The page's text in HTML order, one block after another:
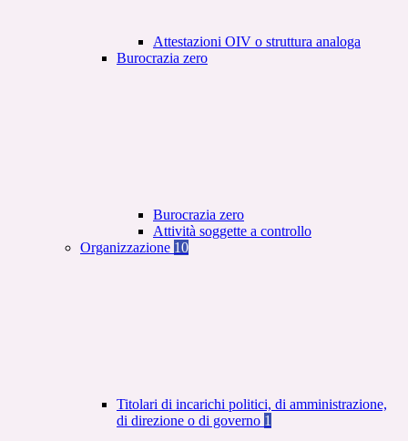
Attestazioni OIV o struttura analoga
Burocrazia zero
Burocrazia zero
Attività soggette a controllo
Organizzazione 10
Titolari di incarichi politici, di amministrazione,
di direzione o di governo 1